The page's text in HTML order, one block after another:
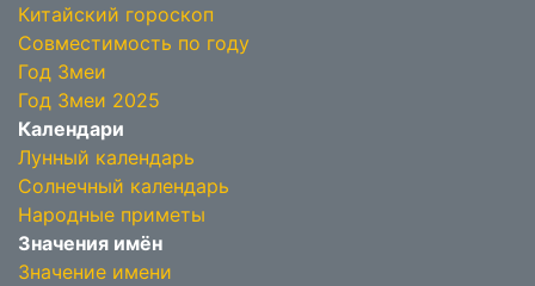
Китайский гороскоп
Совместимость по году
Год Змеи
Год Змеи 2025
Календари
Лунный календарь
Солнечный календарь
Народные приметы
Значения имён
Значение имени